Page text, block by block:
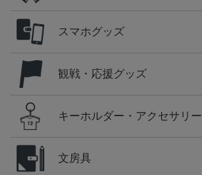
スマホグッズ
観戦・応援グッズ
キーホルダー・アクセサリー
文房具